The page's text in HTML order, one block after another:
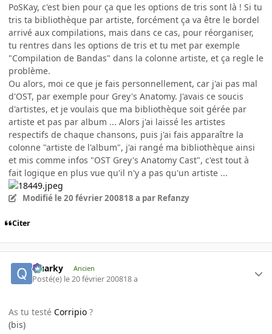
PoSKay, c'est bien pour ça que les options de tris sont là ! Si tu
tris ta bibliothèque par artiste, forcément ça va être le bordel
arrivé aux compilations, mais dans ce cas, pour réorganiser,
tu rentres dans les options de tris et tu met par exemple
"Compilation de Bandas" dans la colonne artiste, et ça regle le
problème.
Ou alors, moi ce que je fais personnellement, car j'ai pas mal
d'OST, par exemple pour Grey's Anatomy. J'avais ce soucis
d'artistes, et je voulais que ma bibliothèque soit gérée par
artiste et pas par album ... Alors j'ai laissé les artistes
respectifs de chaque chansons, puis j'ai fais apparaître la
colonne "artiste de l'album", j'ai rangé ma bibliothèque ainsi
et mis comme infos "OST Grey's Anatomy Cast", c'est tout à
fait logique en plus vue qu'il n'y a pas qu'un artiste ...
Modifié le 20 février 200818 a par Refanzy
Citer
Quarky Ancien
Posté(e) le 20 février 200818 a
As tu testé Corripio ?
(bis)